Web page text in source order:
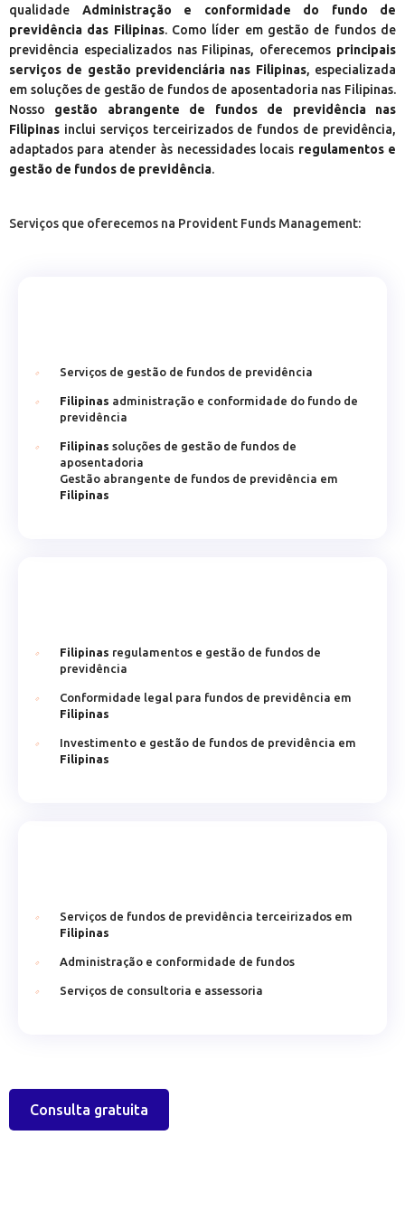
qualidade Administração e conformidade do fundo de
previdência das Filipinas. Como líder em gestão de fundos de
previdência especializados nas Filipinas, oferecemos principais
serviços de gestão previdenciária nas Filipinas, especializada
em soluções de gestão de fundos de aposentadoria nas Filipinas.
Nosso gestão abrangente de fundos de previdência nas
Filipinas inclui serviços terceirizados de fundos de previdência,
adaptados para atender às necessidades locais regulamentos e
gestão de fundos de previdência.
Serviços que oferecemos na Provident Funds Management:
Serviços de gestão de fundos de previdência
Filipinas administração e conformidade do fundo de
previdência
Filipinas soluções de gestão de fundos de
aposentadoria
Gestão abrangente de fundos de previdência em
Filipinas
Filipinas regulamentos e gestão de fundos de
previdência
Conformidade legal para fundos de previdência em
Filipinas
Investimento e gestão de fundos de previdência em
Filipinas
Serviços de fundos de previdência terceirizados em
Filipinas
Administração e conformidade de fundos
Serviços de consultoria e assessoria
Consulta gratuita